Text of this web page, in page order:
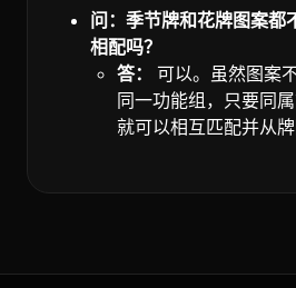
问：季节牌和花牌图案都
相配吗？
答：
可以。虽然图案
同一功能组，只要同属
就可以相互匹配并从牌